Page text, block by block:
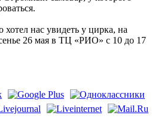
нас увидеть у цирка, на
26 мая в ТЦ «РИО» с 10 до 17